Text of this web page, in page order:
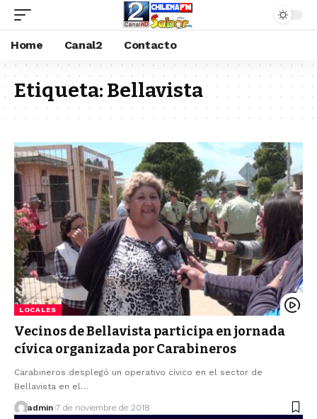
Home Canal2 Contacto
Etiqueta: Bellavista
LOCALES
Vecinos de Bellavista participa en jornada
cívica organizada por Carabineros
Carabineros desplegó un operativo cívico en el sector de
Bellavista en el…
admin 7 de noviembre de 2018